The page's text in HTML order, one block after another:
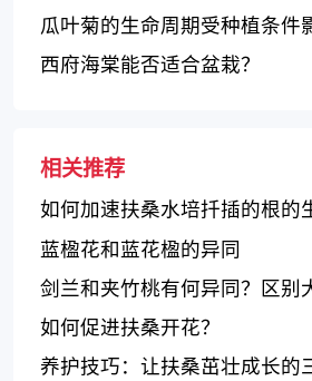
瓜叶菊的生命周期受种植条件
西府海棠能否适合盆栽？
相关推荐
如何加速扶桑水培扦插的根的
蓝楹花和蓝花楹的异同
剑兰和夹竹桃有何异同？区别
如何促进扶桑开花？
养护技巧：让扶桑茁壮成长的